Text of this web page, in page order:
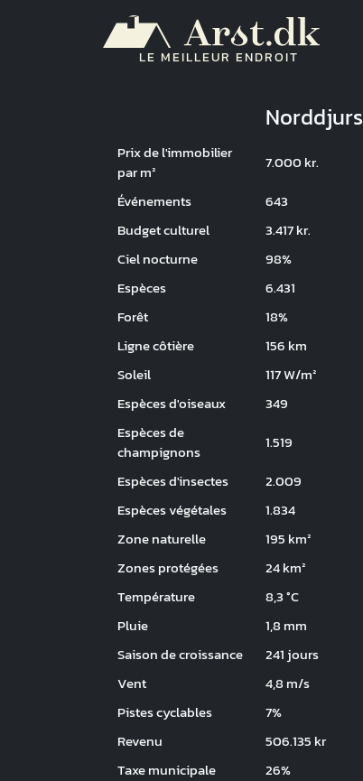
LE MEILLEUR ENDROIT
Norddjurs
Prix de l'immobilier
par m²
7.000 kr.
Événements
643
Budget culturel
3.417 kr.
Ciel nocturne
98%
Espèces
6.431
Forêt
18%
Ligne côtière
156 km
Soleil
117 W/m²
Espèces d'oiseaux
349
Espèces de
champignons
1.519
Espèces d'insectes
2.009
Espèces végétales
1.834
Zone naturelle
195 km²
Zones protégées
24 km²
Température
8,3 °C
Pluie
1,8 mm
Saison de croissance
241 jours
Vent
4,8 m/s
Pistes cyclables
7%
Revenu
506.135 kr
Taxe municipale
26%